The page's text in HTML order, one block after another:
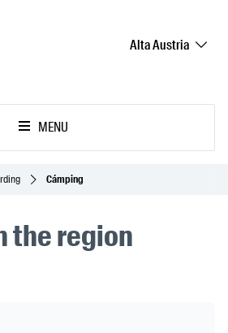
Alta Austria
MENU
Cámping
the region